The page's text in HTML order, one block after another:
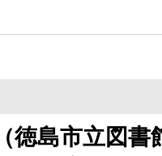
徳島市立図書